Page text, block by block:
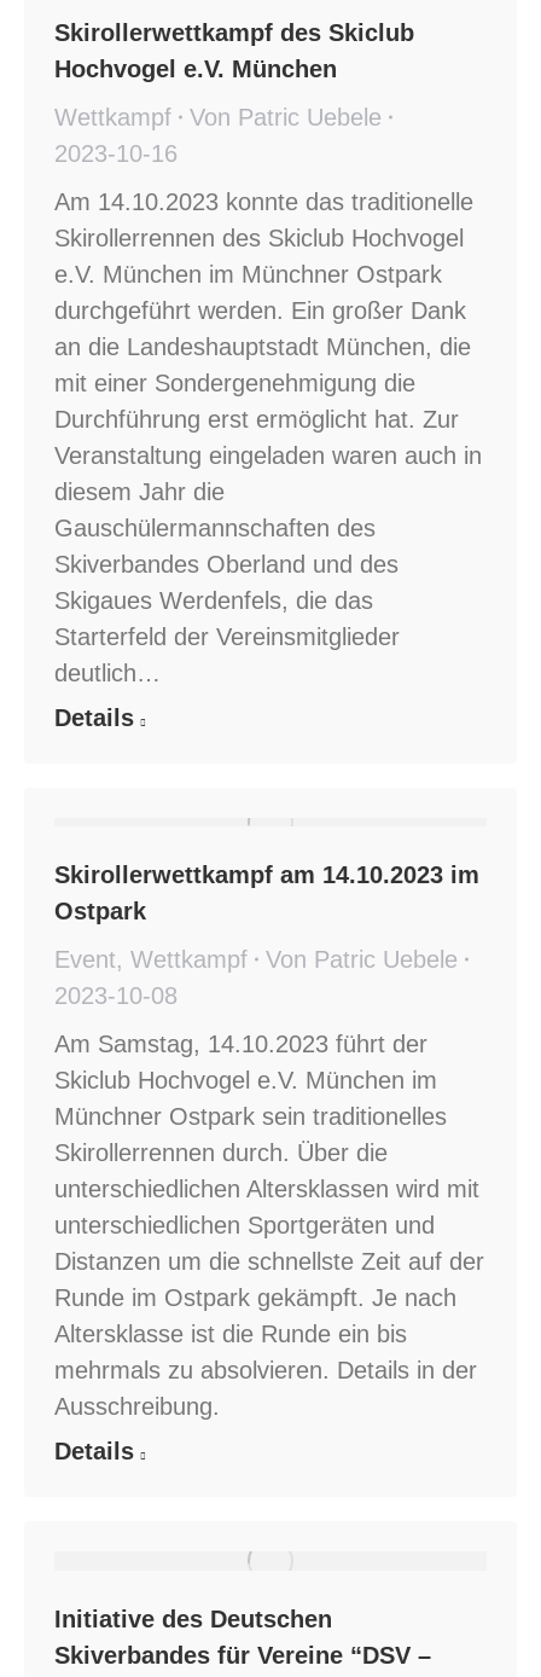
Skirollerwettkampf des Skiclub
Hochvogel e.V. München
Wettkampf
Von Patric Uebele
2023-10-16
Am 14.10.2023 konnte das traditionelle
Skirollerrennen des Skiclub Hochvogel
e.V. München im Münchner Ostpark
durchgeführt werden. Ein großer Dank
an die Landeshauptstadt München, die
mit einer Sondergenehmigung die
Durchführung erst ermöglicht hat. Zur
Veranstaltung eingeladen waren auch in
diesem Jahr die
Gauschülermannschaften des
Skiverbandes Oberland und des
Skigaues Werdenfels, die das
Starterfeld der Vereinsmitglieder
deutlich…
Details
Skirollerwettkampf am 14.10.2023 im
Ostpark
Event, Wettkampf Von Patric Uebele
2023-10-08
Am Samstag, 14.10.2023 führt der
Skiclub Hochvogel e.V. München im
Münchner Ostpark sein traditionelles
Skirollerrennen durch. Über die
unterschiedlichen Altersklassen wird mit
unterschiedlichen Sportgeräten und
Distanzen um die schnellste Zeit auf der
Runde im Ostpark gekämpft. Je nach
Altersklasse ist die Runde ein bis
mehrmals zu absolvieren. Details in der
Ausschreibung.
Details
Initiative des Deutschen
Skiverbandes für Vereine “DSV –